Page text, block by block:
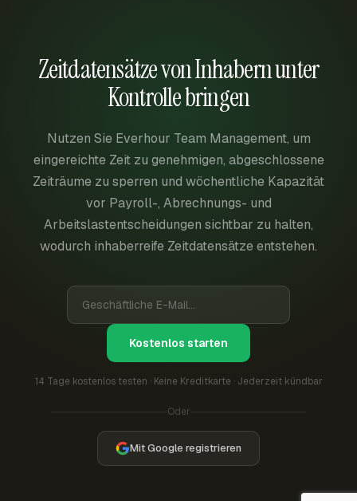
Zeitdatensätze von Inhabern unter
Kontrolle bringen
Nutzen Sie Everhour Team Management, um
eingereichte Zeit zu genehmigen, abgeschlossene
Zeiträume zu sperren und wöchentliche Kapazität
vor Payroll-, Abrechnungs- und
Arbeitslastentscheidungen sichtbar zu halten,
wodurch inhaberreife Zeitdatensätze entstehen.
Kostenlos starten
14 Tage kostenlos testen · Keine Kreditkarte · Jederzeit kündbar
Oder
Mit Google registrieren